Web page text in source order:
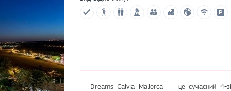
Dreams Calvia Mallorca — це сучасний 4-